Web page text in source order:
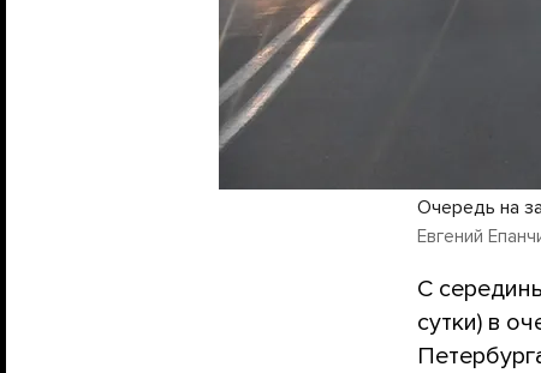
Очередь на
Евгений
С
сутки) в